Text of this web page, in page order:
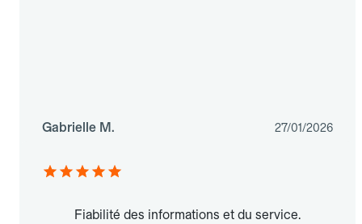
Gabrielle M. 27/01/2026
Fiabilité des informations et du service.